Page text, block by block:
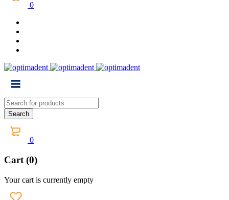
0
0
Cart (0)
Your cart is currently empty